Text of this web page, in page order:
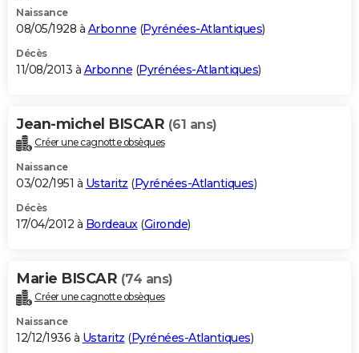
Naissance
08/05/1928 à Arbonne (Pyrénées-Atlantiques)
Décès
11/08/2013 à Arbonne (Pyrénées-Atlantiques)
Jean-michel BISCAR (61 ans)
Créer une cagnotte obsèques
Naissance
03/02/1951 à Ustaritz (Pyrénées-Atlantiques)
Décès
17/04/2012 à Bordeaux(Gironde)
Marie BISCAR (74 ans)
Créer une cagnotte obsèques
Naissance
12/12/1936 à Ustaritz (Pyrénées-Atlantiques)